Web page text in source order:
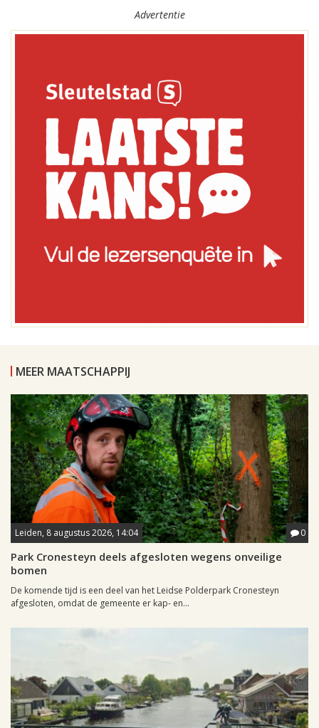
Advertentie
MEER MAATSCHAPPIJ
Leiden, 8 augustus 2026, 14:04 0
Park Cronesteyn deels afgesloten wegens onveilige
bomen
De komende tijd is een deel van het Leidse Polderpark Cronesteyn
afgesloten, omdat de gemeente er kap- en...